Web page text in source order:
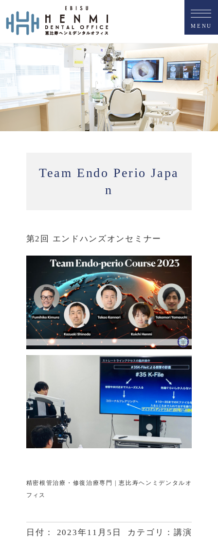
M E NU
Team Endo Perio Japa
n
第2回 エンドハンズオンセミナー
精密根管治療・修復治療専門 | 恵比寿ヘンミデンタルオ
フィス
日付： 2023年11月5日 カテゴリ： 講演